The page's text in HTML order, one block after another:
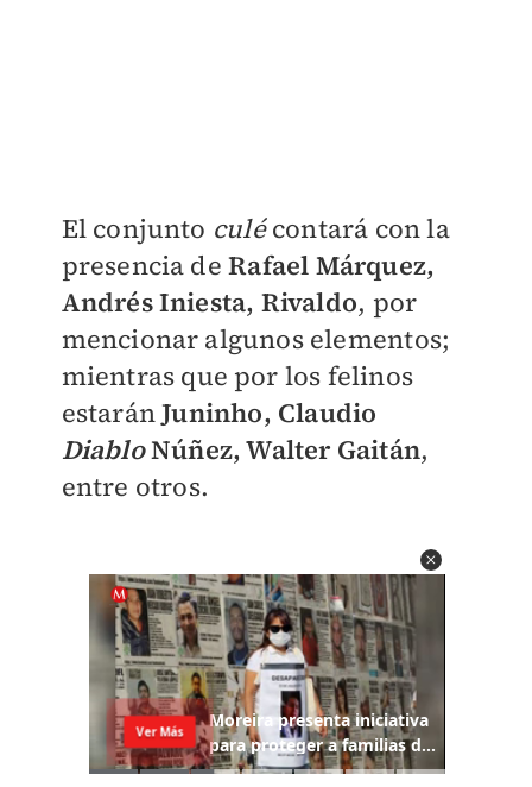
El conjunto culécontará con la
presencia deRafael Márquez,
Andrés Iniesta, Rivaldo, por
mencionar algunos elementos;
mientras que por los felinos
estaránJuninho, Claudio
DiabloNúñez, Walter Gaitán,
entre otros.